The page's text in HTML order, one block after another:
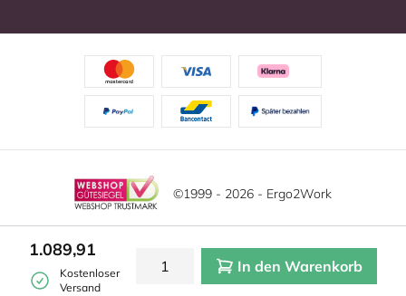
1.089,91
Kostenloser
Versand
In den Warenkorb
©1999 - 2026 - Ergo2Work
Haftungsausschluss
Allgemeine Geschäftsbedingungen
Cookie-Einstellungen
Diese Website verwendet Cookies. Lesen Sie unsere
Datenschutzerklärung für weitere Informationen.Mehr
|Verstecken